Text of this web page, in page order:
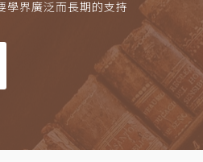
學界廣泛而長期的支持